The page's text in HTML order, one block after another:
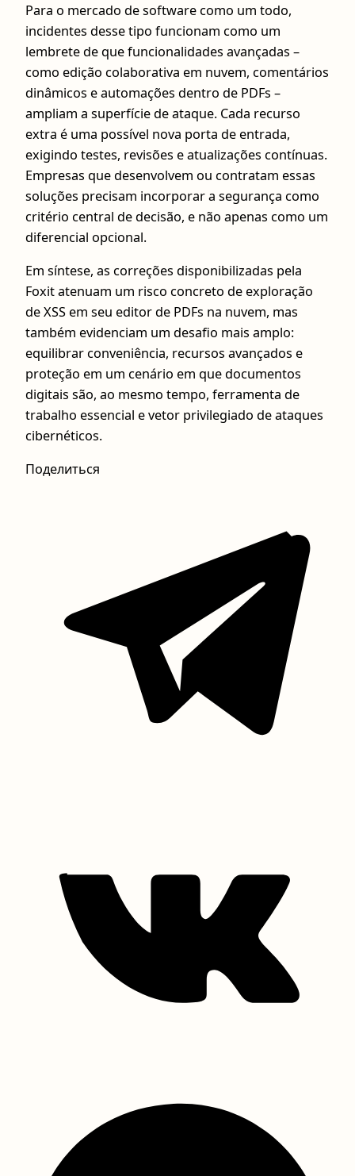
Para o mercado de software como um todo,
incidentes desse tipo funcionam como um
lembrete de que funcionalidades avançadas –
como edição colaborativa em nuvem, comentários
dinâmicos e automações dentro de PDFs –
ampliam a superfície de ataque. Cada recurso
extra é uma possível nova porta de entrada,
exigindo testes, revisões e atualizações contínuas.
Empresas que desenvolvem ou contratam essas
soluções precisam incorporar a segurança como
critério central de decisão, e não apenas como um
diferencial opcional.
Em síntese, as correções disponibilizadas pela
Foxit atenuam um risco concreto de exploração
de XSS em seu editor de PDFs na nuvem, mas
também evidenciam um desafio mais amplo:
equilibrar conveniência, recursos avançados e
proteção em um cenário em que documentos
digitais são, ao mesmo tempo, ferramenta de
trabalho essencial e vetor privilegiado de ataques
cibernéticos.
Поделиться